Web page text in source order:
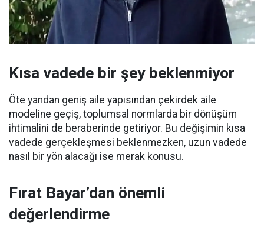
Kısa vadede bir şey beklenmiyor
Öte yandan geniş aile yapısından çekirdek aile
modeline geçiş, toplumsal normlarda bir dönüşüm
ihtimalini de beraberinde getiriyor. Bu değişimin kısa
vadede gerçekleşmesi beklenmezken, uzun vadede
nasıl bir yön alacağı ise merak konusu.
Fırat Bayar’dan önemli
değerlendirme